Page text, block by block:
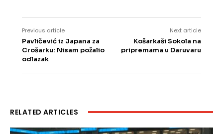
Previous article
Pavličević iz Japana za
Crošarku: Nisam požalio
odlazak
Next article
Košarkaši Sokola na
pripremama u Daruvaru
RELATED ARTICLES